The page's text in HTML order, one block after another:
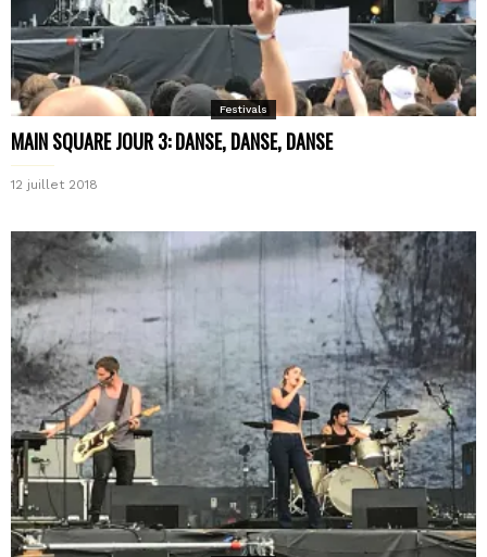
Festivals
MAIN SQUARE JOUR 3: DANSE, DANSE, DANSE
12 juillet 2018